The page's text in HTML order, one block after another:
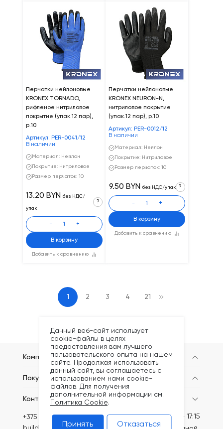
Перчатки нейлоновые
KRONEX TORNADO,
рифленое нитриловое
покрытие (упак.12 пар),
р.10
Артикул: PER-0041/12
В наличии
Материал: Нейлон
Покрытие: Нитриловое
Размер перчаток: 10
Добавить к сравнению
13.20 BYN без НДС/
упак
?
- +
В корзину
Перчатки нейлоновые
KRONEX NEURON-N,
нитриловое покрытие
(упак.12 пар), р.10
Артикул: PER-0012/12
В наличии
Материал: Нейлон
Покрытие: Нитриловое
Размер перчаток: 10
Добавить к сравнению
9.50 BYN без НДС/упак ?
- +
В корзину
1 2 3 4 21
Компания
Покупателям
Контакты
+375 (44) 749-20-73
Пн-Пт: 8:30 - 17:15
Данный веб-сайт использует
cookie-файлы в целях
предоставления вам лучшего
пользовательского опыта на нашем
сайте. Продолжая использовать
данный сайт, вы соглашаетесь с
использованием нами cookie-
файлов. Для получения
дополнительной информации см.
Политика Cookie.
Принять Отказаться